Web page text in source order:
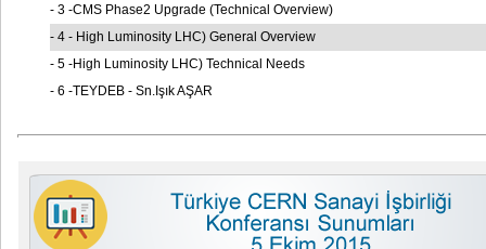
- 3 -CMS Phase2 Upgrade (Technical Overview)
- 4 - High Luminosity LHC) General Overview
- 5 -High Luminosity LHC) Technical Needs
- 6 -TEYDEB - Sn.Işık AŞAR